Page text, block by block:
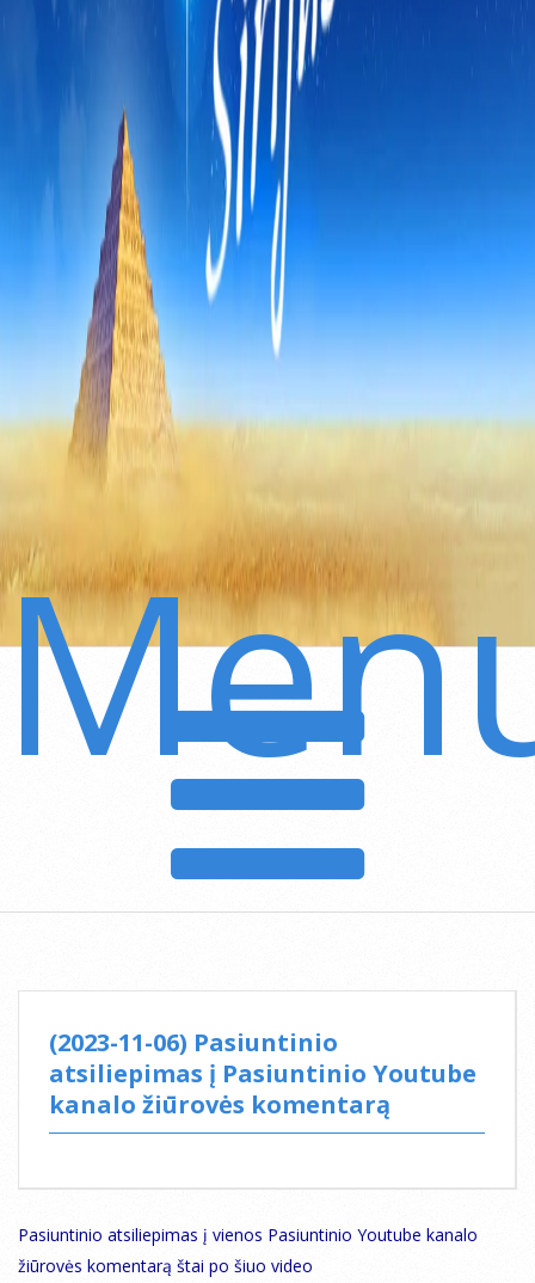
Secondary
Navigation
(2023-11-06) Pasiuntinio
atsiliepimas į Pasiuntinio Youtube
kanalo žiūrovės komentarą
Pasiuntinio atsiliepimas į vienos Pasiuntinio Youtube kanalo
žiūrovės komentarą štai po šiuo video